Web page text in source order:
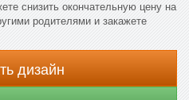
снизить окончательную цену на
родителями и закажете
дизайн